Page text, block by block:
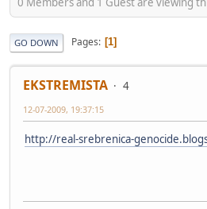
GO DOWN Pages 1
EKSTREMISTA 4
12-07-2009, 19:37:15
http://real-srebrenica-